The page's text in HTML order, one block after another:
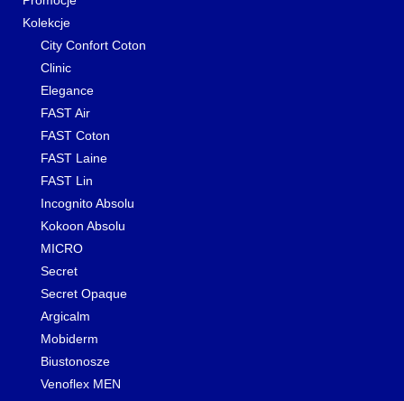
Kolekcje
City Confort Coton
Clinic
Elegance
FAST Air
FAST Coton
FAST Laine
FAST Lin
Incognito Absolu
Kokoon Absolu
MICRO
Secret
Secret Opaque
Argicalm
Mobiderm
Biustonosze
Venoflex MEN